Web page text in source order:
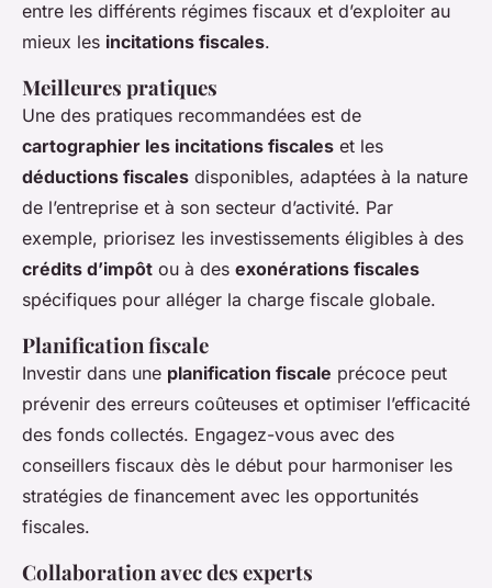
entre les différents régimes fiscaux et d’exploiter au
mieux les incitations fiscales.
Meilleures pratiques
Une des pratiques recommandées est de
cartographier les incitations fiscales et les
déductions fiscales disponibles, adaptées à la nature
de l’entreprise et à son secteur d’activité. Par
exemple, priorisez les investissements éligibles à des
crédits d’impôt ou à des exonérations fiscales
spécifiques pour alléger la charge fiscale globale.
Planification fiscale
Investir dans une planification fiscale précoce peut
prévenir des erreurs coûteuses et optimiser l’efficacité
des fonds collectés. Engagez-vous avec des
conseillers fiscaux dès le début pour harmoniser les
stratégies de financement avec les opportunités
fiscales.
Collaboration avec des experts